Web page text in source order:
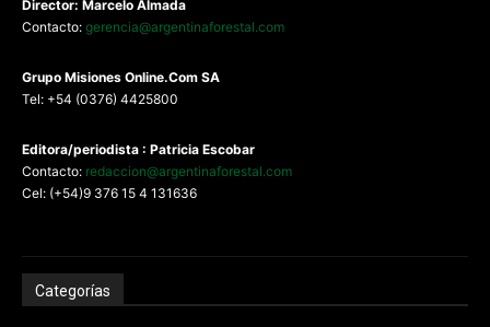
Director: Marcelo Almada
Contacto: gerencia@argentinaforestal.com
Grupo Misiones Online.Com SA
Tel: +54 (0376) 4425800
Editora/periodista : Patricia Escobar
Contacto: redaccion@argentinaforestal.com
Cel: (+54)9 376 15 4 131636
Categorías